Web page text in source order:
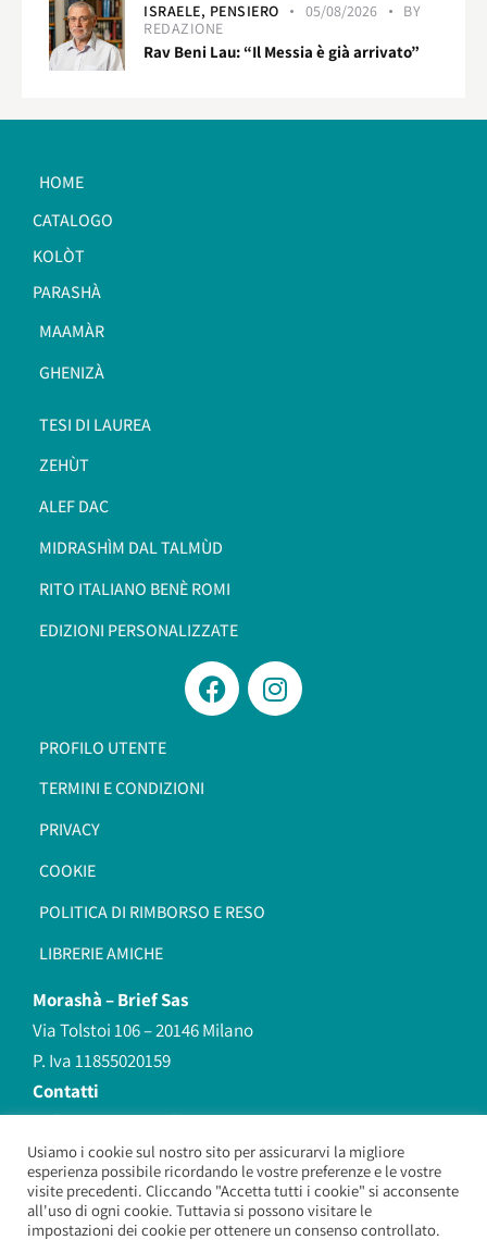
ISRAELE, PENSIERO 05/08/2026
BY
REDAZIONE
Rav Beni Lau: “Il Messia è già arrivato”
HOME
CATALOGO
KOLÒT
PARASHÀ
MAAMÀR
GHENIZÀ
TESI DI LAUREA
ZEHÙT
ALEF DAC
MIDRASHÌM DAL TALMÙD
RITO ITALIANO BENÈ ROMI​
EDIZIONI PERSONALIZZATE
PROFILO UTENTE
TERMINI E CONDIZIONI
PRIVACY
COOKIE
POLITICA DI RIMBORSO E RESO
LIBRERIE AMICHE
Morashà –Brief Sas
Via Tolstoi 106 – 20146 Milano
P. Iva 11855020159
Contatti
redazione@morasha.it
339 8596707
(anche Whatsapp)
Usiamo i cookie sul nostro sito per assicurarvi la migliore
esperienza possibile ricordando le vostre preferenze e le vostre
visite precedenti. Cliccando "Accetta tutti i cookie" si acconsente
all'uso di ogni cookie. Tuttavia si possono visitare le
impostazioni dei cookie per ottenere un consenso controllato.